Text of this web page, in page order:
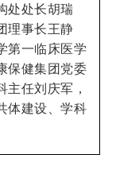
处处长胡瑞
理事长王静
第一临床医学
保健集团党委
任刘庆军，
体建设、学科